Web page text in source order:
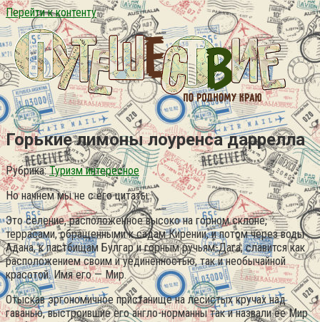
Перейти к контенту
Горькие лимоны лоуренса даррелла
Рубрика: Туризм интересное
Но начнем мы не с его цитаты:
Это селение, расположенное высоко на горном склоне,
террасами, обращенными к садам Кирении, и потом через воды
Адана, к пастбищам Булгар и горным ручьям-Дага, славится как
расположением своим и уединенностью, так и необычайной
красотой. Имя его — Мир.
Отыскав эргономичное пристанище на лесистых кручах над
гаванью, выстроившие его англо-норманны так и назвали ее Мир